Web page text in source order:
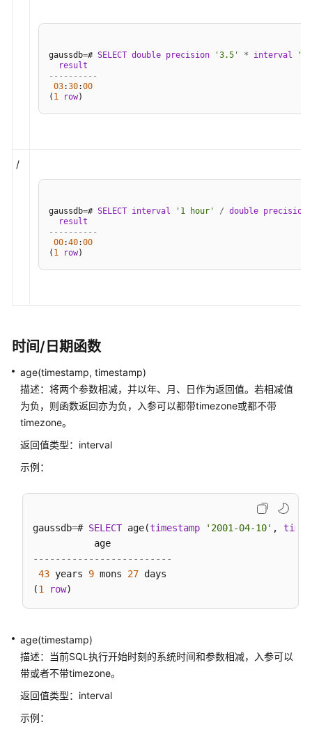
函
和
操
作
符
数
和
操
作
符
索
数
和
操
操
符
函
和
操
作
gaussdb=# SELECT double precision '3.5' * interval
'1
result
----------
03:30:00
( 1 row
/
gaussdb=# SELECT interval '1 hour' / double precision
result
----------
00:40:00
( 1 row
时间/日期函数
age(timestamp, timestamp)
描述：将两个参数相减，并以年、月、日作为返回值。若相减值
为负，则函数返回亦为负，入参可以都带timezone或都不带
timezone。
返回值类型：interval
示例：
gaussdb=# SELECT age(timestamp '2001-04-10' ,
-------------------------
43 years 9 mons 27 days
(1 row
age(timestamp)
描述：当前SQL执行开始时刻的系统时间和参数相减，入参可以
带或者不带timezone。
返回值类型：interval
示例：